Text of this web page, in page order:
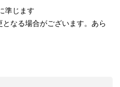
準じます
なる場合がございます。あら